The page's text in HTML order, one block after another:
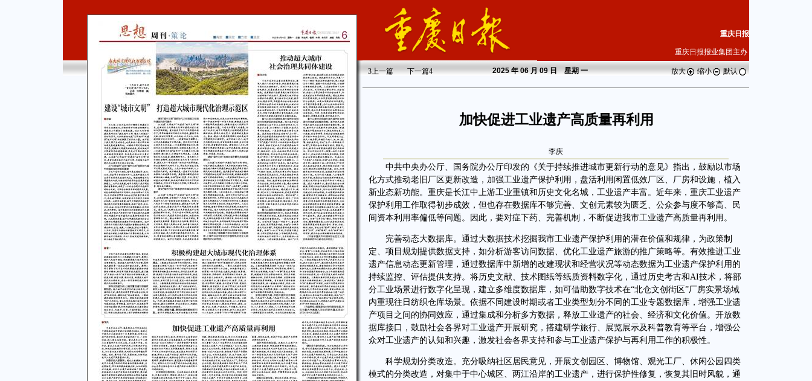
重庆日报
重庆日报报业集团主办
3上一篇 下一篇4 2025年 06 月 09 日 星期一 放大 缩小 默认
加快促进工业遗产高质量再利用
李庆
中共中央办公厅、国务院办公厅印发的《关于持续推进城市更新行动的意见》指出，鼓励以市场
化方式推动老旧厂区更新改造，加强工业遗产保护利用，盘活利用闲置低效厂区、厂房和设施，植入
新业态新功能。重庆是长江中上游工业重镇和历史文化名城，工业遗产丰富。近年来，重庆工业遗产
保护利用工作取得初步成效，但也存在数据库不够完善、文创元素较为匮乏、公众参与度不够高、民
间资本利用率偏低等问题。因此，要对症下药、完善机制，不断促进我市工业遗产高质量再利用。
完善动态大数据库。通过大数据技术挖掘我市工业遗产保护利用的潜在价值和规律，为政策制
定、项目规划提供数据支持，如分析游客访问数据、优化工业遗产旅游的推广策略等。有效推进工业
遗产信息动态更新管理，通过数据库中新增的改建现状和经营状况等动态数据为工业遗产保护利用的
持续监控、评估提供支持。将历史文献、技术图纸等纸质资料数字化，通过历史考古和AI技术，将部
分工业场景进行数字化呈现，建立多维度数据库，如可借助数字技术在“北仓文创街区”厂房实景场域
内重现往日纺织仓库场景。依据不同建设时期或者工业类型划分不同的工业专题数据库，增强工业遗
产项目之间的协同效应，通过集成和分析多方数据，释放工业遗产的社会、经济和文化价值。开放数
据库接口，鼓励社会各界对工业遗产开展研究，搭建研学旅行、展览展示及科普教育等平台，增强公
众对工业遗产的认知和兴趣，激发社会各界支持和参与工业遗产保护与再利用工作的积极性。
科学规划分类改造。充分吸纳社区居民意见，开展文创园区、博物馆、观光工厂、休闲公园四类
模式的分类改造，对集中于中心城区、两江沿岸的工业遗产，进行保护性修复，恢复其旧时风貌，通